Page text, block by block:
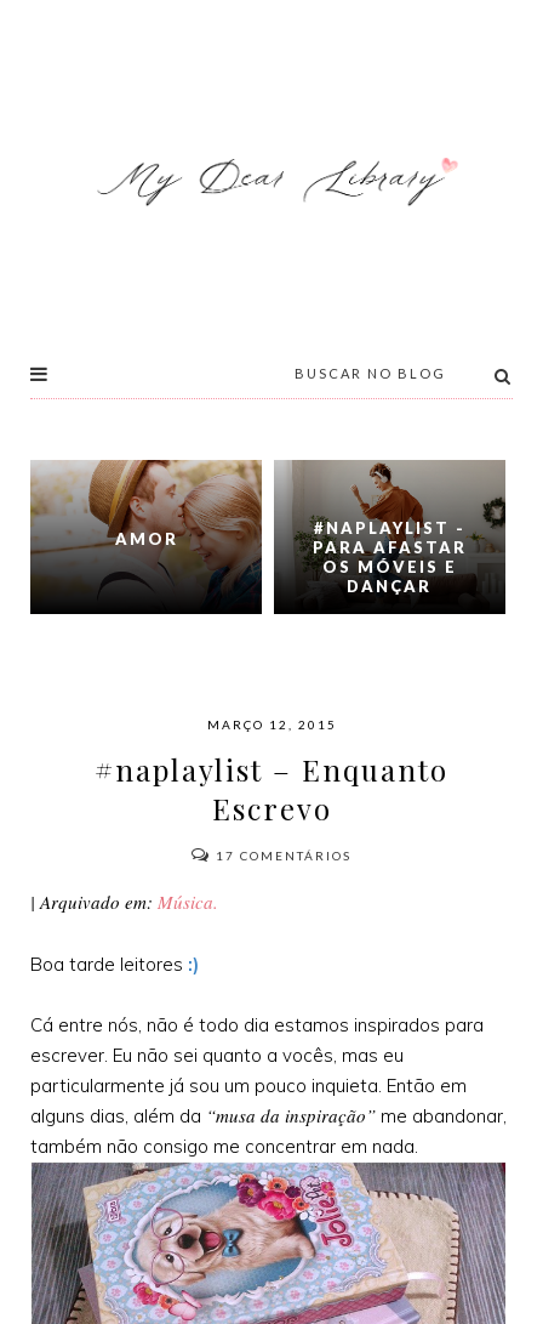
AMOR
#NAPLAYLIST -
PARA AFASTAR
OS MÓVEIS E
DANÇAR
MARÇO 12, 2015
#naplaylist – Enquanto
Escrevo
17 COMENTÁRIOS
| Arquivado em: Música.
Boa tarde leitores :)
Cá entre nós, não é todo dia estamos inspirados para
escrever. Eu não sei quanto a vocês, mas eu
particularmente já sou um pouco inquieta. Então em
alguns dias, além da “musa da inspiração” me abandonar,
também não consigo me concentrar em nada.